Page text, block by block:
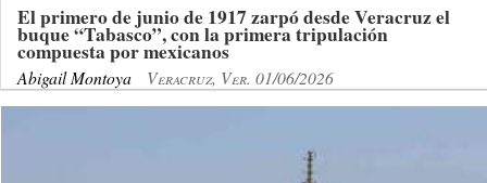
El primero de junio de 1917 zarpó desde Veracruz el
buque “Tabasco”, con la primera tripulación
compuesta por mexicanos
Abigail Montoya Veracruz, Ver. 01/06/2026